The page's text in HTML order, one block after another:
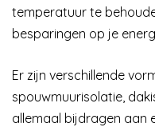
temperatuur te
besparingen op je
Er zijn verschillende
spouwmuurisolatie,
allemaal bijdragen aan